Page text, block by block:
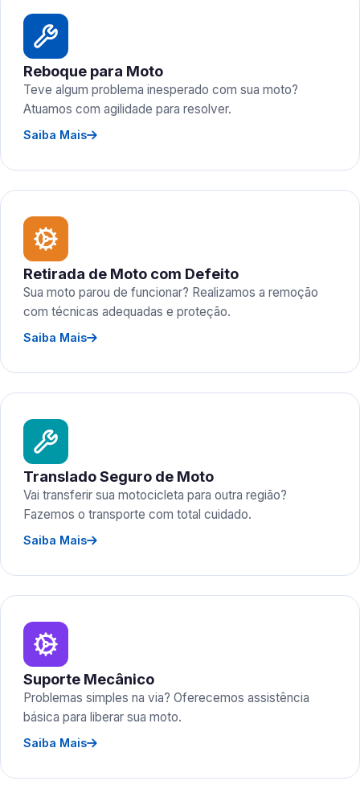
Reboque para Moto
Teve algum problema inesperado com sua moto?
Atuamos com agilidade para resolver.
Saiba Mais
Retirada de Moto com Defeito
Sua moto parou de funcionar? Realizamos a remoção
com técnicas adequadas e proteção.
Saiba Mais
Translado Seguro de Moto
Vai transferir sua motocicleta para outra região?
Fazemos o transporte com total cuidado.
Saiba Mais
Suporte Mecânico
Problemas simples na via? Oferecemos assistência
básica para liberar sua moto.
Saiba Mais